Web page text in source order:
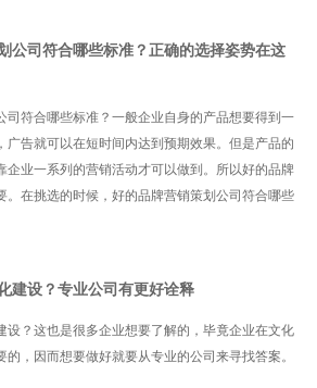
公司符合哪些标准？正确的选择姿势在这
司符合哪些标准？一般企业自身的产品想要得到一
广告就可以在短时间内达到预期效果。但是产品的
企业一系列的营销活动才可以做到。所以好的品牌
。在挑选的时候，好的品牌营销策划公司符合哪些
建设？专业公司有更好诠释
设？这也是很多企业想要了解的，毕竟企业在文化
的，因而想要做好就要从专业的公司来寻找答案。